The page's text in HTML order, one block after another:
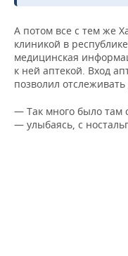
А потом все с тем же
клиникой в
медицинская
к ней аптекой. Вход
позволил
— Так много было там
— улыбаясь, с